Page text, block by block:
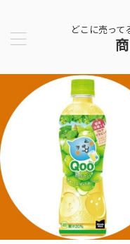
どこに売って